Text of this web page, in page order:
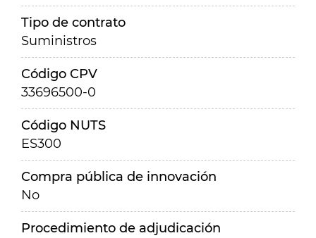
Tipo de contrato
Suministros
Código CPV
33696500-0
Código NUTS
ES300
Compra pública de innovación
No
Procedimiento de adjudicación